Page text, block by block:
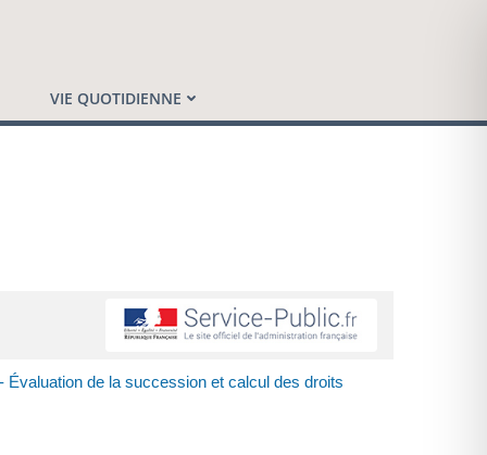
VIE QUOTIDIENNE
Évaluation de la succession et calcul des droits